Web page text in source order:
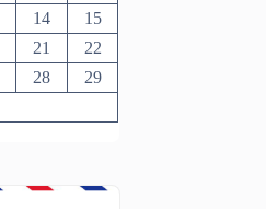
14
15
21
22
28
29